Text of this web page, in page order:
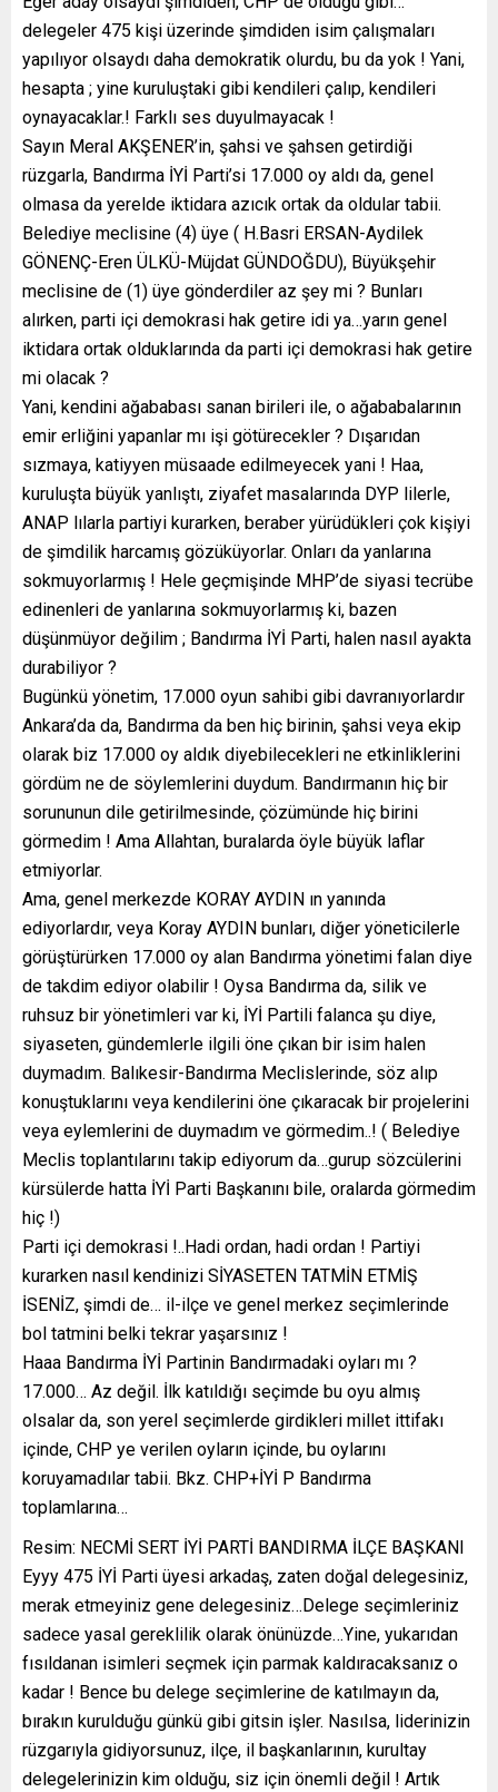
delegeler 475 kişi üzerinde şimdiden isim çalışmaları
yapılıyor olsaydı daha demokratik olurdu, bu da yok ! Yani,
hesapta ; yine kuruluştaki gibi kendileri çalıp, kendileri
oynayacaklar.! Farklı ses duyulmayacak !
Sayın Meral AKŞENER’in, şahsi ve şahsen getirdiği
rüzgarla, Bandırma İYİ Parti’si 17.000 oy aldı da, genel
olmasa da yerelde iktidara azıcık ortak da oldular tabii.
Belediye meclisine (4) üye ( H.Basri ERSAN-Aydilek
GÖNENÇ-Eren ÜLKÜ-Müjdat GÜNDOĞDU), Büyükşehir
meclisine de (1) üye gönderdiler az şey mi ? Bunları
alırken, parti içi demokrasi hak getire idi ya…yarın genel
iktidara ortak olduklarında da parti içi demokrasi hak getire
mi olacak ?
Yani, kendini ağababası sanan birileri ile, o ağababalarının
emir erliğini yapanlar mı işi götürecekler ? Dışarıdan
sızmaya, katiyyen müsaade edilmeyecek yani ! Haa,
kuruluşta büyük yanlıştı, ziyafet masalarında DYP lilerle,
ANAP lılarla partiyi kurarken, beraber yürüdükleri çok kişiyi
de şimdilik harcamış gözüküyorlar. Onları da yanlarına
sokmuyorlarmış ! Hele geçmişinde MHP’de siyasi tecrübe
edinenleri de yanlarına sokmuyorlarmış ki, bazen
düşünmüyor değilim ; Bandırma İYİ Parti, halen nasıl ayakta
durabiliyor ?
Bugünkü yönetim, 17.000 oyun sahibi gibi davranıyorlardır
Ankara’da da, Bandırma da ben hiç birinin, şahsi veya ekip
olarak biz 17.000 oy aldık diyebilecekleri ne etkinliklerini
gördüm ne de söylemlerini duydum. Bandırmanın hiç bir
sorununun dile getirilmesinde, çözümünde hiç birini
görmedim ! Ama Allahtan, buralarda öyle büyük laflar
etmiyorlar.
Ama, genel merkezde KORAY AYDIN ın yanında
ediyorlardır, veya Koray AYDIN bunları, diğer yöneticilerle
görüştürürken 17.000 oy alan Bandırma yönetimi falan diye
de takdim ediyor olabilir ! Oysa Bandırma da, silik ve
ruhsuz bir yönetimleri var ki, İYİ Partili falanca şu diye,
siyaseten, gündemlerle ilgili öne çıkan bir isim halen
duymadım. Balıkesir-Bandırma Meclislerinde, söz alıp
konuştuklarını veya kendilerini öne çıkaracak bir projelerini
veya eylemlerini de duymadım ve görmedim..! ( Belediye
Meclis toplantılarını takip ediyorum da…gurup sözcülerini
kürsülerde hatta İYİ Parti Başkanını bile, oralarda görmedim
hiç !)
Parti içi demokrasi !..Hadi ordan, hadi ordan ! Partiyi
kurarken nasıl kendinizi SİYASETEN TATMİN ETMİŞ
İSENİZ, şimdi de… il-ilçe ve genel merkez seçimlerinde
bol tatmini belki tekrar yaşarsınız !
Haaa Bandırma İYİ Partinin Bandırmadaki oyları mı ?
17.000… Az değil. İlk katıldığı seçimde bu oyu almış
olsalar da, son yerel seçimlerde girdikleri millet ittifakı
içinde, CHP ye verilen oyların içinde, bu oylarını
koruyamadılar tabii. Bkz. CHP+İYİ P Bandırma
toplamlarına…
Resim: NECMİ SERT İYİ PARTİ BANDIRMA İLÇE BAŞKANI
Eyyy 475 İYİ Parti üyesi arkadaş, zaten doğal delegesiniz,
merak etmeyiniz gene delegesiniz…Delege seçimleriniz
sadece yasal gereklilik olarak önünüzde…Yine, yukarıdan
fısıldanan isimleri seçmek için parmak kaldıracaksanız o
kadar ! Bence bu delege seçimlerine de katılmayın da,
bırakın kurulduğu günkü gibi gitsin işler. Nasılsa, liderinizin
rüzgarıyla gidiyorsunuz, ilçe, il başkanlarının, kurultay
delegelerinizin kim olduğu, siz için önemli değil ! Artık